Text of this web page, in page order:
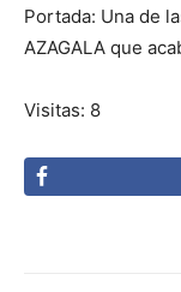
Portada: Una de
AZAGALA que
Visitas: 8